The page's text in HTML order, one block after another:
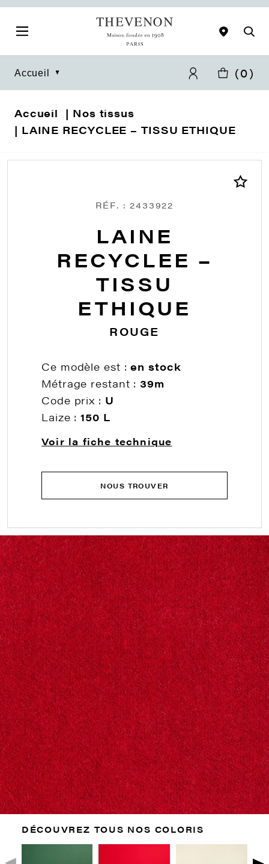
Accueil (0)
Accueil
Nos tissus
LAINE RECYCLEE – TISSU ETHIQUE
RÉF. : 2433922
LAINE
RECYCLEE –
TISSU
ETHIQUE
ROUGE
Ce modèle est :en stock
Métrage restant :39m
Code prix : U
Laize :150 L
Voir la fiche technique
NOUS TROUVER
DÉCOUVREZ TOUS NOS COLORIS